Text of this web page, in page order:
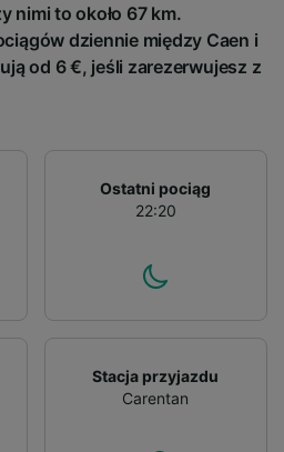
nimi to około 67 km.
dziennie między Caen i
od 6 €, jeśli zarezerwujesz z
Ostatni pociąg
22:20
Stacja przyjazdu
Carentan